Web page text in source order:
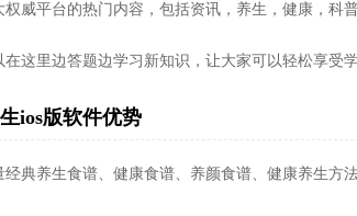
权威平台的热门内容，包括资讯，养生，健康，科
在这里边答题边学习新知识，让大家可以轻松享受学
ios版软件优势
经典养生食谱、健康食谱、养颜食谱、健康养生方